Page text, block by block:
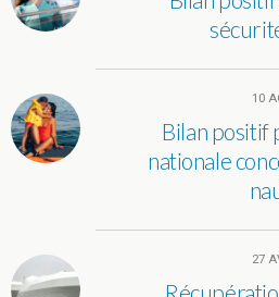
10
Bilan positif
nationale
27